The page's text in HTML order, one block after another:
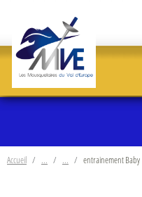
Accueil entrainement Baby